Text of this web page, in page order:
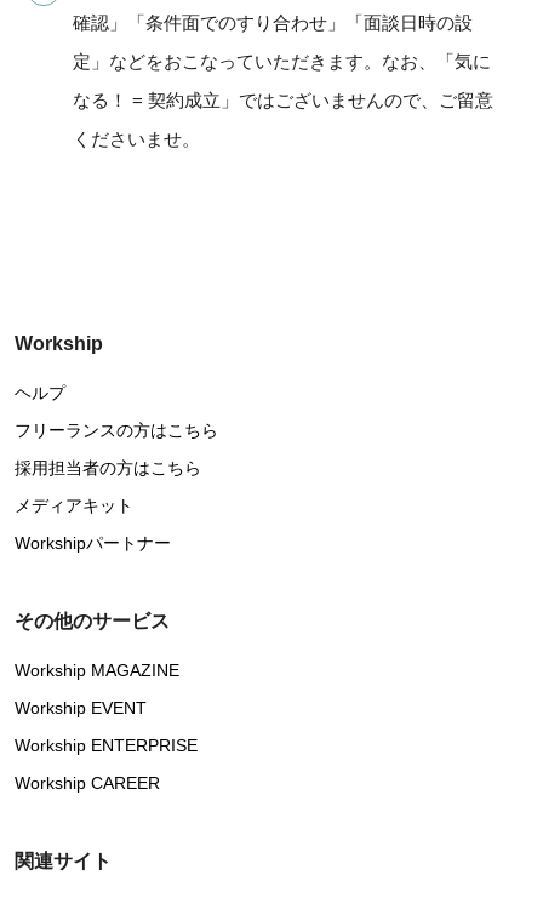
確認」「条件面でのすり合わせ」「面談日時の設
定」などをおこなっていただきます。なお、「気に
なる！ = 契約成立」ではございませんので、ご留意
くださいませ。
Workship
ヘルプ
フリーランスの方はこちら
採用担当者の方はこちら
メディアキット
Workshipパートナー
その他のサービス
Workship MAGAZINE
Workship EVENT
Workship ENTERPRISE
Workship CAREER
関連サイト